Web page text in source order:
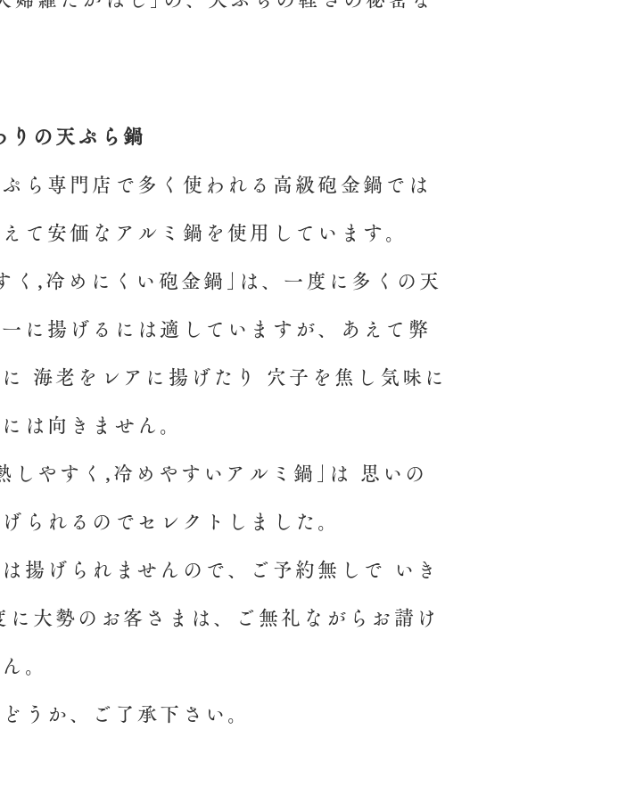
の天ぷら鍋
ら専門店で多く使われる高級砲金鍋では
て安価なアルミ鍋を使用しています。
く, 冷めにくい砲金鍋｣は、一度に多くの天
に揚げるには適していますが、あえて弊
海老をレアに揚げたり 穴子を焦し気味に
は向きません。
しやすく,冷めやすいアルミ鍋｣は 思いの
られるのでセレクトしました。
は揚げられませんので、ご予約無しで いき
に大勢のお客さまは、ご無礼ながら お請け
。
うか、ご了承下さい。